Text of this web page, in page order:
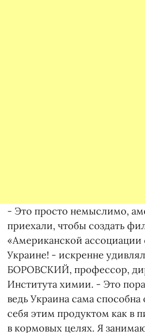
- Это просто немыслимо,
приехали, чтобы создать
«Американской ассоциации
Украине! - искренне
БОРОВСКИЙ, профессор,
Института химии. - Это
ведь Украина сама способна
себя этим продуктом как в
в кормовых целях. Я